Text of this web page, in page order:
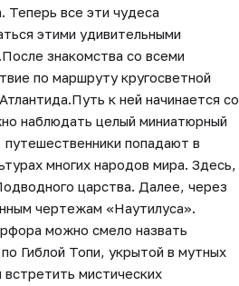
Теперь все эти чудеса
этими удивительными
знакомства со всеми
по маршруту кругосветной
к ней начинается со
наблюдать целый миниатюрный
попадают в
многих народов мира. Здесь,
царства. Далее, через
чертежам «Наутилуса».
можно смело назвать
Гиблой Топи, укрытой в мутных
мистических